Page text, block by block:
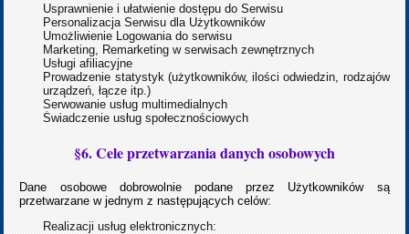
Usprawnienie i ułatwienie dostępu do Serwisu
Personalizacja Serwisu dla Użytkowników
Umożliwienie Logowania do serwisu
Marketing, Remarketing w serwisach zewnętrznych
Usługi afiliacyjne
Prowadzenie statystyk (użytkowników, ilości odwiedzin, rodzajów
urządzeń, łącze itp.)
Serwowanie usług multimedialnych
Świadczenie usług społecznościowych
§6. Cele przetwarzania danych osobowych
Dane osobowe dobrowolnie podane przez Użytkowników są
przetwarzane w jednym z następujących celów:
Realizacji usług elektronicznych: